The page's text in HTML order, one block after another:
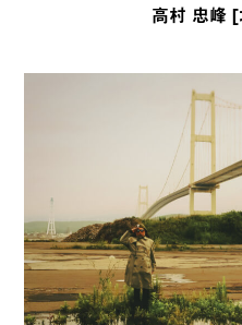
高村 忠峰